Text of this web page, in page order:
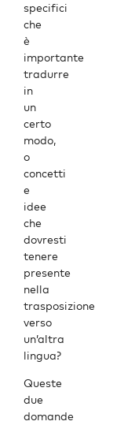
specifici
che
è
importante
tradurre
in
un
certo
modo,
o
concetti
e
idee
che
dovresti
tenere
presente
nella
trasposizione
verso
un’altra
lingua?
Queste
due
domande